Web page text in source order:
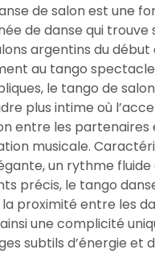
de salon est une
de danse qui trouve
argentins du début
au tango
le tango de
plus intime où
entre les partenaires
musicale.
un rythme fluide
précis, le tango
proximité entre les
une complicité
subtils d’énergie et